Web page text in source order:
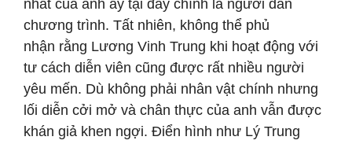
nhất của anh ấy tại đây chính là người dẫn
chương trình. Tất nhiên, không thể phủ
nhận rằng Lương Vinh Trung khi hoạt động với
tư cách diễn viên cũng được rất nhiều người
yêu mến. Dù không phải nhân vật chính nhưng
lối diễn cởi mở và chân thực của anh vẫn được
khán giả khen ngợi. Điển hình như Lý Trung